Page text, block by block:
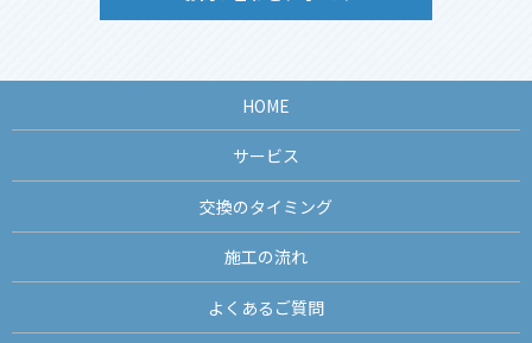
HOME
サービス
交換のタイミング
施工の流れ
よくあるご質問